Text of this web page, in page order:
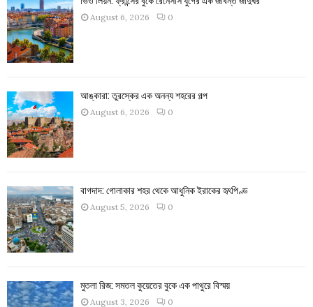
August 6, 2026 0
আঙ্কারা: তুরস্কের এক অনন্য শহরের গল্প
August 6, 2026 0
বাগদাদ: গোলাকার শহর থেকে আধুনিক ইরাকের হৃৎপিণ্ড
August 5, 2026 0
মুতলা রিজ: সমতল কুয়েতের বুকে এক পাথুরে বিস্ময়
August 3, 2026 0